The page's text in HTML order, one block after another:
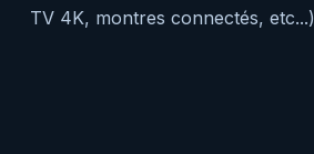
TV 4K, montres connectés, etc...)